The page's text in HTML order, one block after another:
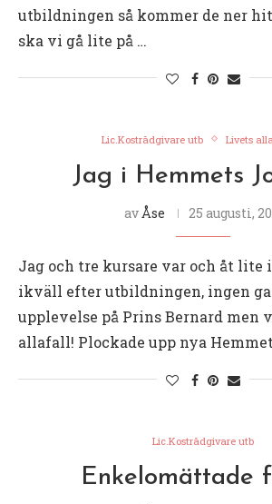
utbildningen så kommer de ner
ska vi gå lite på …
Lic.Kostrådgivare utb Livets
Jag i Hemmets
av Åse 25 augusti,
Jag och tre kursare var och åt
ikväll efter utbildningen, ingen
upplevelse på Prins Bernard men
allafall! Plockade upp nya
Lic.Kostrådgivare utb
Enkelomättade